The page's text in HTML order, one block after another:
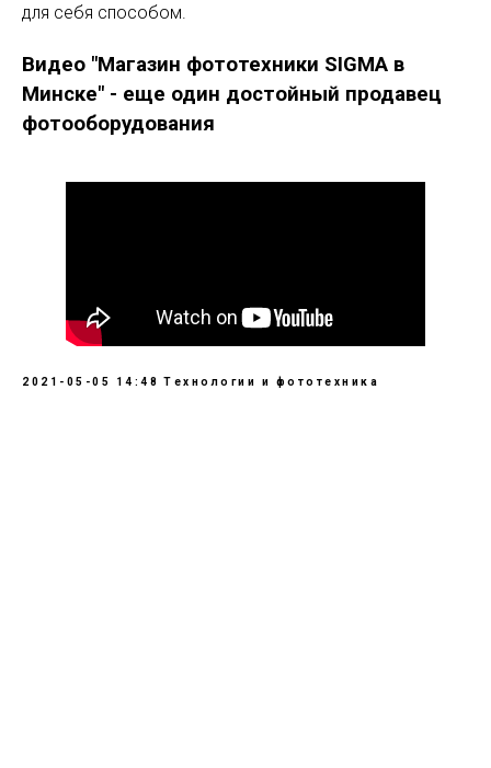
для себя способом.
Видео "Магазин фототехники SIGMA в
Минске" - еще один достойный продавец
фотооборудования
2021-05-05 14:48 Технологии и фототехника